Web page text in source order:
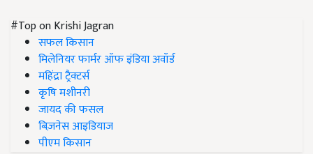
#Top on Krishi Jagran
सफल किसान
मिलेनियर फार्मर ऑफ इंडिया अवॉर्ड
महिंद्रा ट्रैक्टर्स
कृषि मशीनरी
जायद की फसल
बिज़नेस आइडियाज
पीएम किसान